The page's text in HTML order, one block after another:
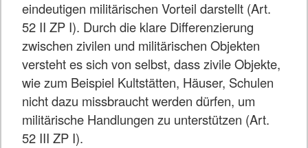
eindeutigen militärischen Vorteil darstellt (Art.
52 II ZP I). Durch die klare Differenzierung
zwischen zivilen und militärischen Objekten
versteht es sich von selbst, dass zivile Objekte,
wie zum Beispiel Kultstätten, Häuser, Schulen
nicht dazu missbraucht werden dürfen, um
militärische Handlungen zu unterstützen (Art.
52 III ZP I).